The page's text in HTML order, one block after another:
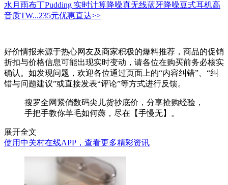
水月雨布丁Pudding 实时计算降噪真无线蓝牙降噪豆式耳机高
音质TW...235元优惠直达>>
好价情报来源于热心网友及商家积极的爆料推荐，商品的促销
折扣与价格信息可能出现实时变动，请各位在购买前务必核实
确认。如发现问题，欢迎各位通过页面上的“内容纠错”、“纠
错与问题建议”或直接发表“评论”等方式进行反馈。
搜罗全网紧俏数码尖儿货抄底价，分享抢购经验，
手把手教你羊毛如何薅，尽在【手慢无】。
展开全文
使用中关村在线APP，查看更多精彩资讯